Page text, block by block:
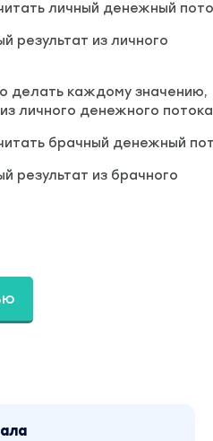
личный денежный
результат из личного
делать каждому значению,
личного денежного потока
брачный денежный
результат из брачного